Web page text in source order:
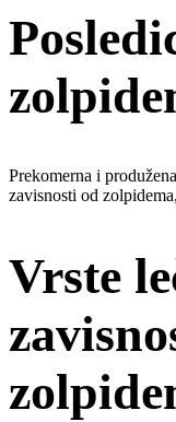
Prekomerna i
zavisnosti od
Vrste